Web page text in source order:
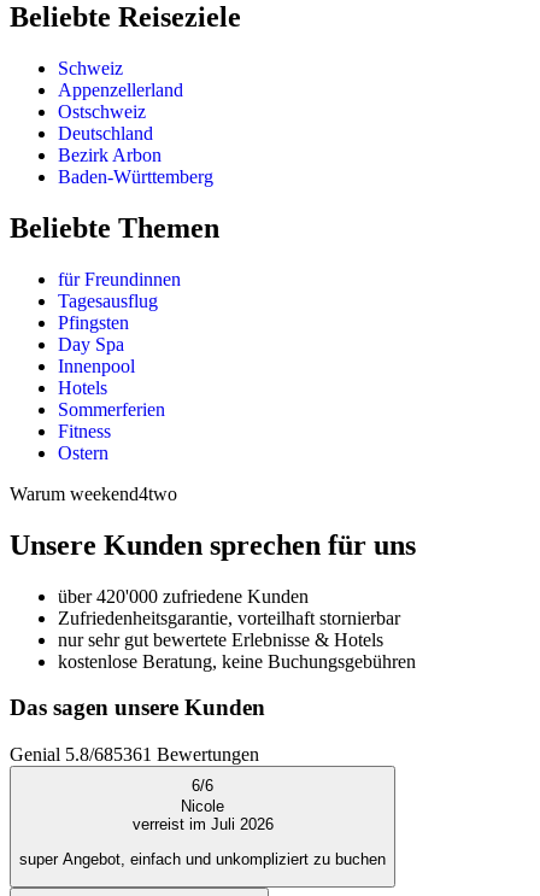
Beliebte Reiseziele
Schweiz
Appenzellerland
Ostschweiz
Deutschland
Bezirk Arbon
Baden-Württemberg
Beliebte Themen
für Freundinnen
Tagesausflug
Pfingsten
Day Spa
Innenpool
Hotels
Sommerferien
Fitness
Ostern
Warum weekend4two
Unsere Kunden sprechen für uns
über 420'000 zufriedene Kunden
Zufriedenheitsgarantie, vorteilhaft stornierbar
nur sehr gut bewertete Erlebnisse & Hotels
kostenlose Beratung, keine Buchungsgebühren
Das sagen unsere Kunden
Genial 5.8/685361 Bewertungen
6/6
Nicole
verreist im Juli 2026
super Angebot, einfach und unkompliziert zu buchen